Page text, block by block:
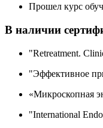
Прошел курс
В наличии
"Retreatment.
"Эффективное
«Микроскопная
"International